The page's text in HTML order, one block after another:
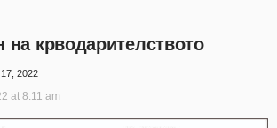
на крводарителството
2022
at 8:11 am